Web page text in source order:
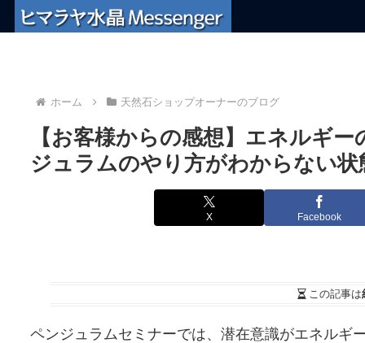
ホーム 天然石ショップオーナーのブログ
【お客様からの感想】エネルギ
ジュラムのやり方がわからない状
X Facebook
この記事は
ペンジュラムセミナーでは、潜在意識がエネルギ